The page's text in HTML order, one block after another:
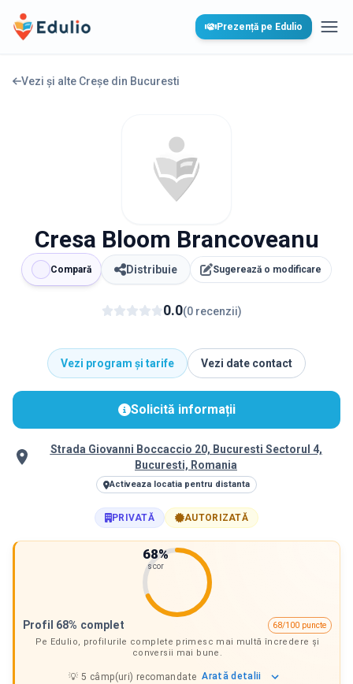
Edulio Prezență pe Edulio
Vezi și alte Creșe din Bucuresti
Cresa Bloom Brancoveanu
Compară Distribuie Sugerează o modificare
0.0(0 recenzii)
Vezi program și tarife Vezi date contact
Solicită informații
Strada Giovanni Boccaccio 20, Bucuresti Sectorul 4,
Bucuresti, Romania
Activeaza locatia pentru distanta
PRIVATĂ AUTORIZATĂ
68%
scor
Profil 68% complet
68/100 puncte
Pe Edulio, profilurile complete primesc mai multă încredere și
conversii mai bune.
💡5 câmp(uri) recomandate Arată detalii